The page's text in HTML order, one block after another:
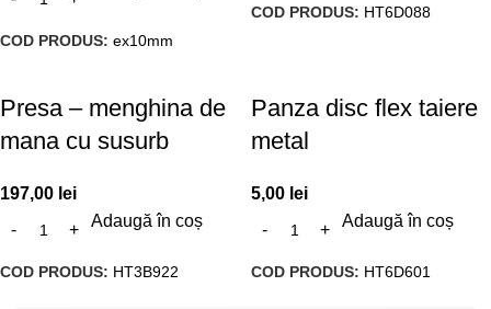
COD PRODUS: ex10mm
COD PRODUS: HT6D088
Presa – menghina de
mana cu susurb
197,00 lei
Adaugă în coș
COD PRODUS: HT3B922
Panza disc flex taiere
metal
5,00 lei
Adaugă în coș
COD PRODUS: HT6D601